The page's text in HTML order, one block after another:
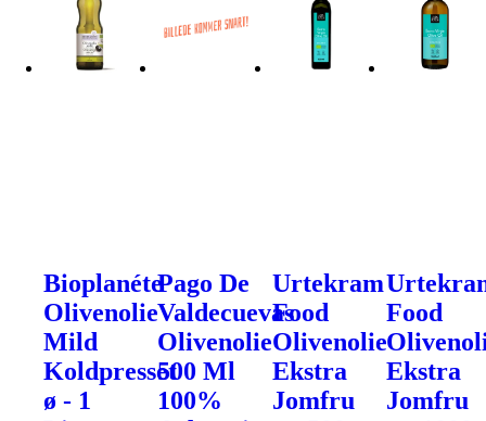
Bioplanéte
Olivenolie
Mild
Koldpresset
ø - 1
Pago De
Valdecuevas
Olivenolie
500 Ml
100%
Urtekram
Food
Olivenolie
Ekstra
Jomfru
Food
Ekstra
Jomfru